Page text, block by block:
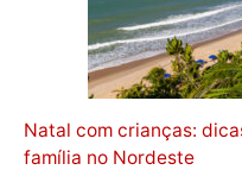
Natal com crianças:
família no Nordeste